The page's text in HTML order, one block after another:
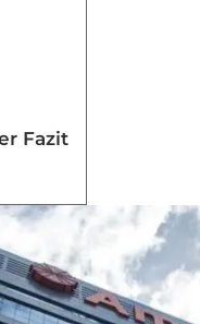
Fazit